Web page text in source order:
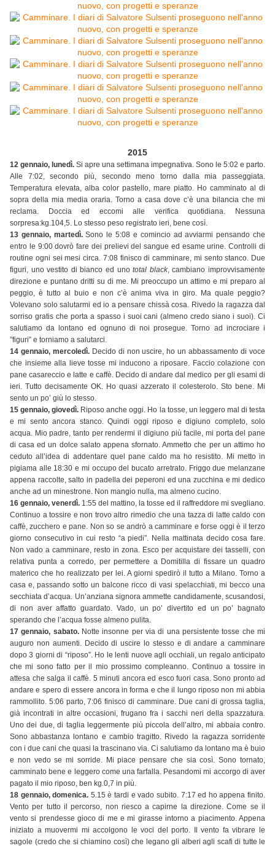
2015
12 gennaio, lunedì. Si apre una settimana impegnativa. Sono le 5:02 e parto.
Alle 7:02, secondo più, secondo meno torno dalla mia passeggiata.
Temperatura elevata, alba color pastello, mare piatto. Ho camminato al di
sopra della mia media oraria. Torno a casa dove c’è una bilancia che mi
reclama. Doccia ed eccomi alle verifica quotidiana. Nessuna
sorpresa:kg.104,5. Lo stesso peso registrato ieri, bene così.
13 gennaio, martedì.Sono le 5:08 e comincio ad avviarmi pensando che
entro le 9:00 dovrò fare dei prelievi del sangue ed esame urine. Controlli di
routine ogni sei mesi circa. 7:08 finisco di camminare, mi sento stanco. Due
figuri, uno vestito di bianco ed unototal black, cambiano improvvisamente
direzione e puntano dritti su di me. Mi preoccupo un attimo e mi preparo al
peggio, è tutto al buio e non c’è anima viva in giro. Ma quale peggio?
Volevano solo salutarmi ed io a pensare chissà cosa. Rivedo la ragazza dal
sorriso gratis che porta a spasso i suoi cani (almeno credo siano i suoi). Ci
salutiamo da lontano ed ognuno di noi prosegue. Torno ad incrociare i
”figuri” e torniamo a salutarci.
14 gennaio, mercoledì. Decido di non uscire, ho un abbassamento di voce
che insieme alla lieve tosse mi inducono a riposare. Faccio colazione con
pane casareccio e latte e caffè. Decido di andare dal medico per gli esami di
ieri. Tutto decisamente OK. Ho quasi azzerato il colesterolo. Sto bene. Mi
sento un po’ giù lo stesso.
15 gennaio, giovedì. Riposo anche oggi. Ho la tosse, un leggero mal di testa
e mi sento ancora stanco. Quindi oggi riposo e digiuno completo, solo
acqua. Mio padre, tanto per rendermi il digiuno più facile, mi porta del pane
di casa ed un dolce salato appena sfornato. Ammetto che per un attimo ho
ceduto all’idea di addentare quel pane caldo ma ho resistito. Mi metto in
pigiama alle 18:30 e mi occupo del bucato arretrato. Friggo due melanzane
appena raccolte, salto in padella dei peperoni ed una zucchina e mi dedico
anche ad un minestrone. Non mangio nulla, ma almeno cucino.
16 gennaio, venerdì. 1:55 del mattino, la tosse ed il raffreddore mi svegliano.
Continuo a tossire e non trovo altro rimedio che una tazza di latte caldo con
caffè, zucchero e pane. Non so se andrò a camminare e forse oggi è il terzo
giorno consecutivo in cui resto “a piedi”. Nella mattinata decido cosa fare.
Non vado a camminare, resto in zona. Esco per acquistare dei tasselli, con
relativa punta a corredo, per permettere a Domitilla di fissare un quadro
materico che ho realizzato per lei. A giorni spedirò il tutto a Milano. Torno a
casa e, passando sotto un balcone ricco di vasi spelacchiati, mi becco una
secchiata d’acqua. Un’anziana signora ammette candidamente, scusandosi,
di non aver affatto guardato. Vado, un po’ divertito ed un po’ bagnato
sperando che l’acqua fosse almeno pulita.
17 gennaio, sabato.Notte insonne per via di una persistente tosse che mi
auguro non aumenti. Decido di uscire lo stesso e di andare a camminare
dopo 3 giorni di “riposo”. Ho le lenti nuove agli occhiali, un regalo anticipato
che mi sono fatto per il mio prossimo compleanno. Continuo a tossire in
attesa che salga il caffè. 5 minuti ancora ed esco fuori casa. Sono pronto ad
andare e spero di essere ancora in forma e che il lungo riposo non mi abbia
rammollito. 5:06 parto, 7:06 finisco di camminare. Due cani di grossa taglia,
già incontrati in altre occasioni, frugano fra i sacchi neri della spazzatura.
Uno dei due, di taglia leggermente più piccola dell’altro, mi abbaia contro.
Sono abbastanza lontano e cambio tragitto. Rivedo la ragazza sorridente
con i due cani che quasi la trascinano via. Ci salutiamo da lontano ma è buio
e non vedo se mi sorride. Mi piace pensare che sia così. Sono tornato,
camminato bene e leggero come una farfalla. Pesandomi mi accorgo di aver
pagato il mio riposo, ben kg.0,7 in più.
18 gennaio, domenica. 5.15 è tardi e vado subito. 7:17 ed ho appena finito.
Vento per tutto il percorso, non riesco a capirne la direzione. Come se il
vento si prendesse gioco di me e mi girasse intorno a piacimento. Appena
iniziato a muovermi mi accolgono le voci del porto. Il vento fa vibrare le
sagole (credo che si chiamino così) che legano gli alberi agli scafi di tutte le